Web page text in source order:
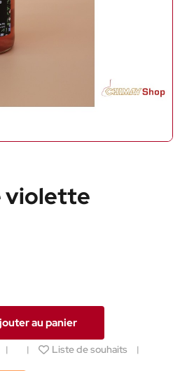
violette
au panier
Liste de souhaits